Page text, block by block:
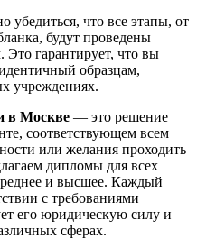
убедиться, что все этапы, от
будут проведены
Это гарантирует, что вы
образцам,
учреждениях.
в Москве — это решение
соответствующем всем
или желания проходить
дипломы для всех
и высшее. Каждый
с требованиями
его юридическую силу и
сферах.